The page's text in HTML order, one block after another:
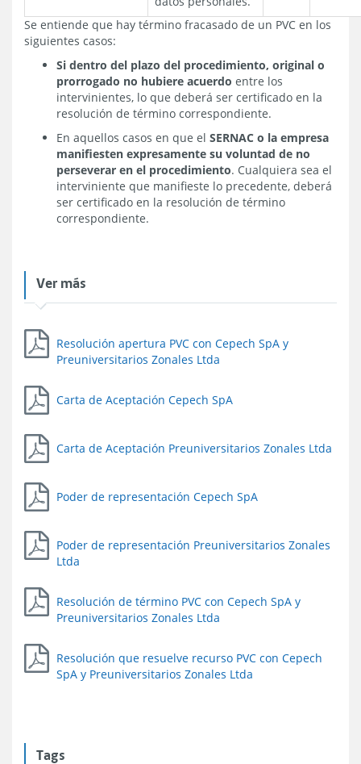
Se entiende que hay término fracasado de un PVC en los
siguientes casos:
Si dentro del plazo del procedimiento, original o
prorrogado no hubiere acuerdo entre los
intervinientes, lo que deberá ser certificado en la
resolución de término correspondiente.
En aquellos casos en que el SERNAC o la empresa
manifiesten expresamente su voluntad de no
perseverar en el procedimiento. Cualquiera sea el
interviniente que manifieste lo precedente, deberá
ser certificado en la resolución de término
correspondiente.
Ver más
Resolución apertura PVC con Cepech SpA y
Preuniversitarios Zonales Ltda
Carta de Aceptación Cepech SpA
Carta de Aceptación Preuniversitarios Zonales Ltda
Poder de representación Cepech SpA
Poder de representación Preuniversitarios Zonales
Ltda
Resolución de término PVC con Cepech SpA y
Preuniversitarios Zonales Ltda
Resolución que resuelve recurso PVC con Cepech
SpA y Preuniversitarios Zonales Ltda
Tags